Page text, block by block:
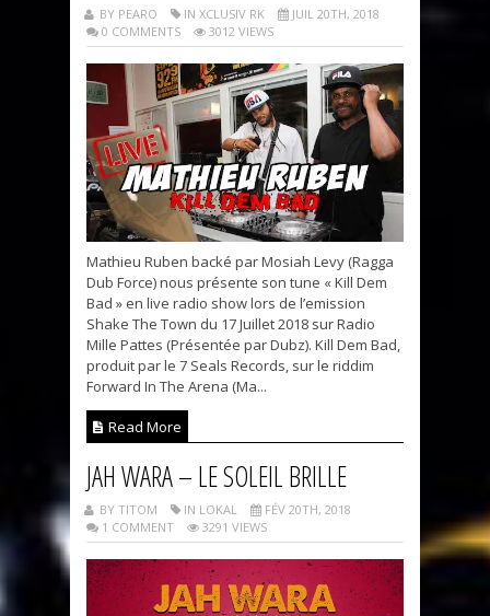
BY PEARO IN XCLUSIV RK
JUIL 20TH, 2018
0 COMMENTS
3012 VIEWS
Mathieu Ruben backé par Mosiah Levy (Ragga
Dub Force) nous présente son tune « Kill Dem
Bad » en live radio show lors de l’emission
Shake The Town du 17 Juillet 2018 sur Radio
Mille Pattes (Présentée par Dubz). Kill Dem Bad,
produit par le 7 Seals Records, sur le riddim
Forward In The Arena (Ma...
Read More
JAH WARA – LE SOLEIL BRILLE
BY TITOM IN LOKAL
FÉV 20TH, 2018
1 COMMENT
3291 VIEWS